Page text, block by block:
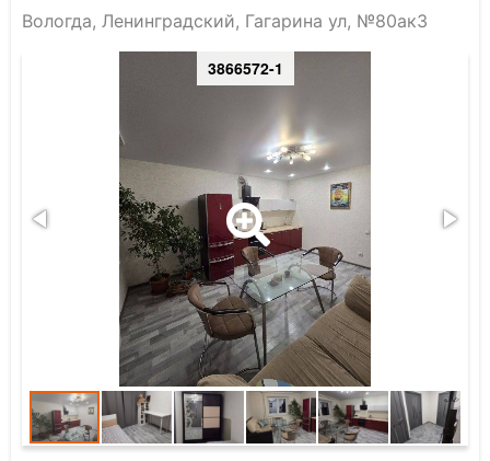
Вологда, Ленинградский, Гагарина ул, №80ак3
3866572-1